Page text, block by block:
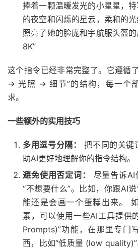
捧着一颗温暖发光的小星星，
的夜空和闪烁的星云，柔和的光
照亮了她的脸庞和宇航服头盔的
8K”
这个指令已经非常完整了。它遵循
-> 光照 -> 细节”的结构，每一个
求。
一些额外的实用技巧
多用逗号分隔：
把不同的关键
助AI更好地理解你的指令结构。
避免使用否定词：
尽量告诉AI
“不想要什么”。比如，你跟AI
能还是会画一个蛋糕出来。
素，可以使用一些AI工具提供
Prompts)”功能，在那里专门
西，比如“低质量 (low